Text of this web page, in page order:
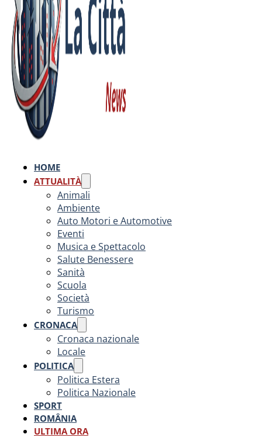
HOME
ATTUALITÀ
Animali
Ambiente
Auto Motori e Automotive
Eventi
Musica e Spettacolo
Salute Benessere
Sanità
Scuola
Società
Turismo
CRONACA
Cronaca nazionale
Locale
POLITICA
Politica Estera
Politica Nazionale
SPORT
ROMÂNIA
ULTIMA ORA